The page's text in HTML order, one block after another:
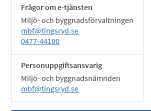
Frågor om e-tjänsten
Miljö- och byggnadsförvaltningen
mbf@tingsryd.se
0477-44100
Personuppgiftsansvarig
Miljö- och byggnadsnämnden
mbf@tingsryd.se